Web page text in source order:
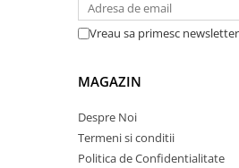
Pasta termica
Placi video profesionale
Vreau sa primesc
MAGAZIN
Despre Noi
Termeni si conditii
Politica de Confidentialitate